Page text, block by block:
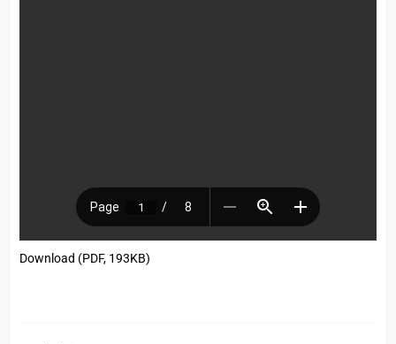
Download (PDF, 193KB)